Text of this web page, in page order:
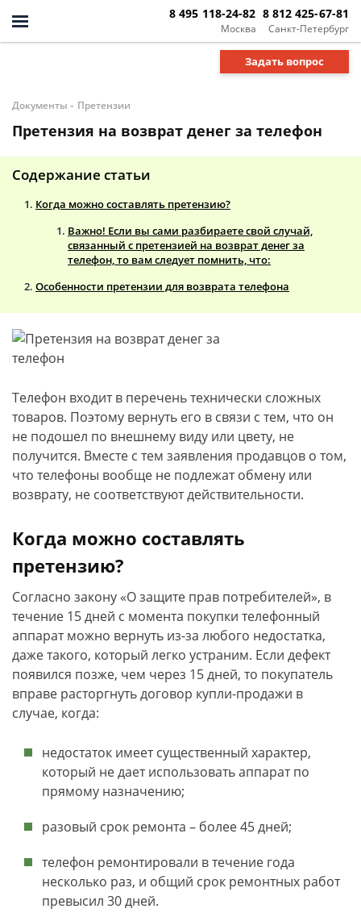
Москва
8 495 118-24-82
Санкт-Петербург
8 812 425-67-81
Задать вопрос
Документы - Претензии
Претензия на возврат денег за телефон
Содержание статьи
Когда можно составлять претензию?
Важно! Если вы сами разбираете свой случай,
связанный с претензией на возврат денег за
телефон, то вам следует помнить, что:
Особенности претензии для возврата телефона
Телефон входит в перечень технически сложных
товаров. Поэтому вернуть его в связи с тем, что он
не подошел по внешнему виду или цвету, не
получится. Вместе с тем заявления продавцов о том,
что телефоны вообще не подлежат обмену или
возврату, не соответствуют действительности.
Когда можно составлять
претензию?
Согласно закону «О защите прав потребителей», в
течение 15 дней с момента покупки телефонный
аппарат можно вернуть из-за любого недостатка,
даже такого, который легко устраним. Если дефект
появился позже, чем через 15 дней, то покупатель
вправе расторгнуть договор купли-продажи в
случае, когда:
недостаток имеет существенный характер,
который не дает использовать аппарат по
прямому назначению;
разовый срок ремонта – более 45 дней;
телефон ремонтировали в течение года
несколько раз, и общий срок ремонтных работ
превысил 30 дней.